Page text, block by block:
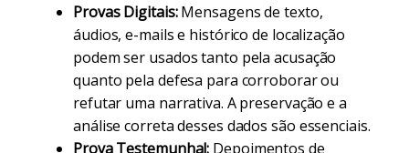
Provas Digitais:Mensagens de texto,
áudios, e-mails e histórico de localização
podem ser usados tanto pela acusação
quanto pela defesa para corroborar ou
refutar uma narrativa. A preservação e a
análise correta desses dados são essenciais.
Prova Testemunhal: Depoimentos de